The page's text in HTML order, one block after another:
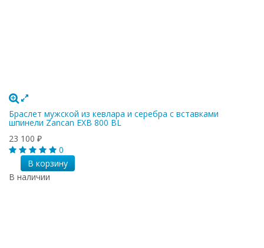
Браслет мужской из кевлара и серебра с вставками
шпинели Zancan EXB 800 BL
23 100 ₽
0
В корзину
В наличии